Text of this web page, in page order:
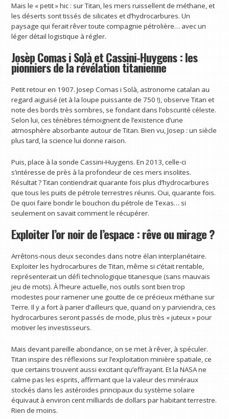
Mais le « petit » hic : sur Titan, les mers ruissellent de méthane, et
les déserts sont tissés de silicates et d’hydrocarbures. Un
paysage qui ferait rêver toute compagnie pétrolière… avec un
léger détail logistique à régler.
Josèp Comas i Solà et Cassini-Huygens : les
pionniers de la révélation titanienne
Petit retour en 1907. Josep Comas i Solà, astronome catalan au
regard aiguisé (et à la loupe puissante de 750 !), observe Titan et
note des bords très sombres, se fondant dans l’obscurité céleste.
Selon lui, ces ténèbres témoignent de l’existence d’une
atmosphère absorbante autour de Titan. Bien vu, Josep : un siècle
plus tard, la science lui donne raison.
Puis, place à la sonde Cassini-Huygens. En 2013, celle-ci
s’intéresse de près à la profondeur de ces mers insolites.
Résultat ? Titan contiendrait quarante fois plus d’hydrocarbures
que tous les puits de pétrole terrestres réunis. Oui, quarante fois.
De quoi faire bondir le bouchon du pétrole de Texas… si
seulement on savait comment le récupérer.
Exploiter l’or noir de l’espace : rêve ou mirage ?
Arrêtons-nous deux secondes dans notre élan interplanétaire.
Exploiter les hydrocarbures de Titan, même si c’était rentable,
représenterait un défi technologique titanesque (sans mauvais
jeu de mots). À l’heure actuelle, nos outils sont bien trop
modestes pour ramener une goutte de ce précieux méthane sur
Terre. Il y a fort à parier d’ailleurs que, quand on y parviendra, ces
hydrocarbures seront passés de mode, plus très « juteux » pour
motiver les investisseurs.
Mais devant pareille abondance, on se met à rêver, à spéculer.
Titan inspire des réflexions sur l’exploitation minière spatiale, ce
que certains trouvent aussi excitant qu’effrayant. Et la NASA ne
calme pas les esprits, affirmant que la valeur des minéraux
stockés dans les astéroïdes principaux du système solaire
équivaut à environ cent milliards de dollars par habitant terrestre.
Rien de moins.